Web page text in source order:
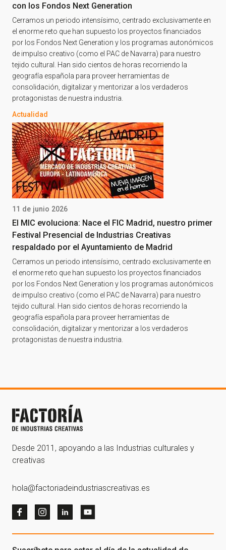
con los Fondos Next Generation
Cerramos un periodo intensísimo, centrado exclusivamente en
el enorme reto que han supuesto los proyectos financiados
por los Fondos Next Generation y los programas autonómicos
de impulso creativo (como el PAC de Navarra) para nuestro
tejido cultural. Han sido cientos de horas recorriendo la
geografía española para proveer herramientas de
consolidación, digitalizar y mentorizar a los verdaderos
protagonistas de nuestra industria.
Actualidad
11 de junio 2026
El MIC evoluciona: Nace el FIC Madrid, nuestro primer
Festival Presencial de Industrias Creativas
respaldado por el Ayuntamiento de Madrid
Cerramos un periodo intensísimo, centrado exclusivamente en
el enorme reto que han supuesto los proyectos financiados
por los Fondos Next Generation y los programas autonómicos
de impulso creativo (como el PAC de Navarra) para nuestro
tejido cultural. Han sido cientos de horas recorriendo la
geografía española para proveer herramientas de
consolidación, digitalizar y mentorizar a los verdaderos
protagonistas de nuestra industria.
Desde 2011, apoyando a las Industrias culturales y
creativas
hola@factoriadeindustriascreativas.es